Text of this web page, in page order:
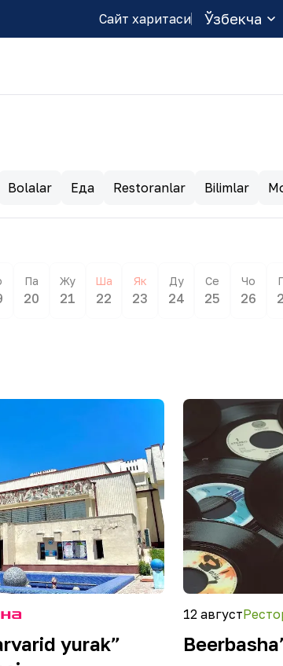
Сайт харитаси Ўзбекча
Bolalar Еда Restoranlar Bilimlar
Па
20
Жу
21
Ша
22
Як
23
Ду
24
Се
25
Чо
26
yurak”
12 август